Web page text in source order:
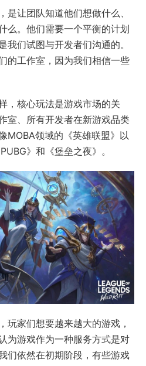
是让团队知道他们想做什么、
么。他们需要一个平衡的计划
我们试图与开发者们沟通的。
的工作室，因为我们相信一些
，核心玩法是游戏市场的关
室、所有开发者在新游戏品类
MOBA领域的《英雄联盟》以
》和《堡垒之夜》。
玩家们想要越来越大的游戏，
为游戏作为一种服务方式是对
们依然在初期阶段，有些游戏